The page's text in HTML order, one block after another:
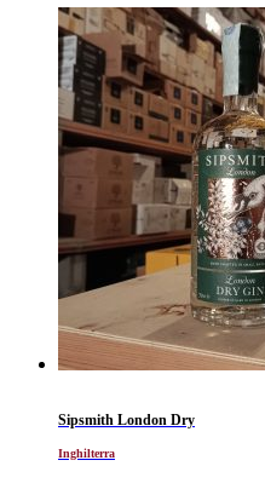
Sipsmith London Dry
Inghilterra